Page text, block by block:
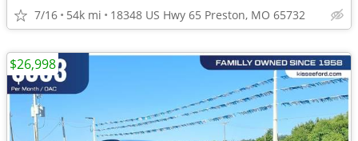
7/16 54k mi 18348 US Hwy 65 Preston, MO 65732
$26,998